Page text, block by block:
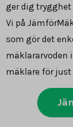
ger dig
Vi på
som gör det
mäklararvoden
mäklare för